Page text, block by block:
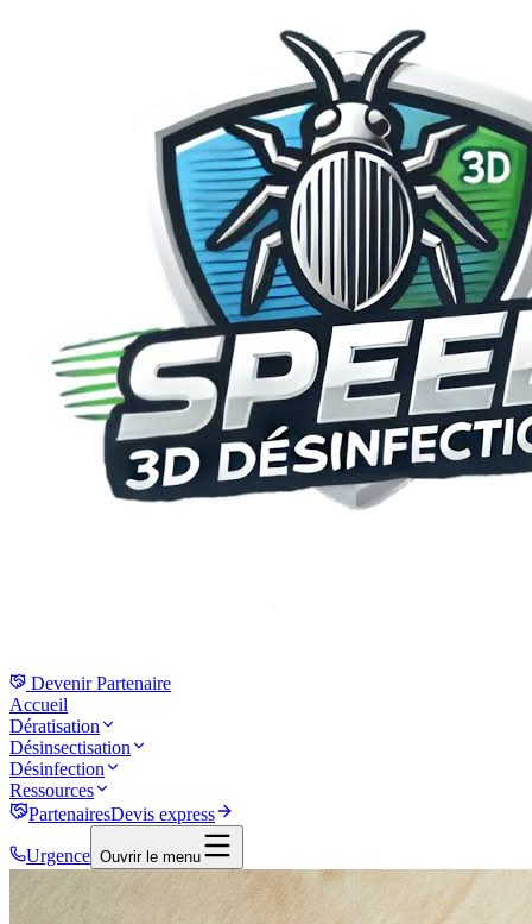
DevenirPartenaire
Accueil
Dératisation
Désinsectisation
Désinfection
Ressources
PartenairesDevis express
Urgence Ouvrir le menu